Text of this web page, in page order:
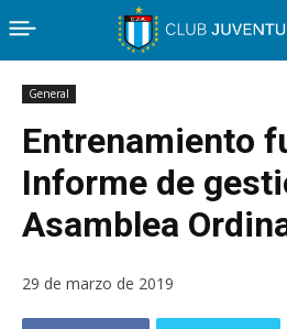
General
Entrenamiento
Informe de
Asamblea
29 de marzo de 2019